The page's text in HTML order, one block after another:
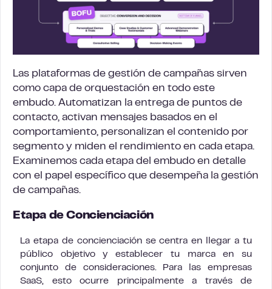
Las plataformas de gestión de campañas sirven
como capa de orquestación en todo este
embudo. Automatizan la entrega de puntos de
contacto, activan mensajes basados en el
comportamiento, personalizan el contenido por
segmento y miden el rendimiento en cada etapa.
Examinemos cada etapa del embudo en detalle
con el papel específico que desempeña la gestión
de campañas.
Etapa de Concienciación
La etapa de concienciación se centra en llegar a tu
público objetivo y establecer tu marca en su
conjunto de consideraciones. Para las empresas
SaaS, esto ocurre principalmente a través de